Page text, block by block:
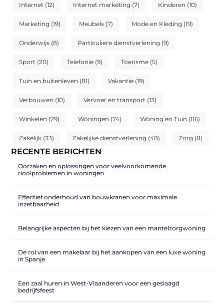
Internet (12) Internet marketing (7) Kinderen (10)
Marketing (19) Meubels (7) Mode en Kleding (19)
Onderwijs (8) Particuliere dienstverlening (9)
Sport (20) Telefonie (9) Toerisme (5)
Tuin en buitenleven (81) Vakantie (19)
Verbouwen (10) Vervoer en transport (13)
Winkelen (29) Woningen (74) Woning en Tuin (116)
Zakelijk (33) Zakelijke dienstverlening (48) Zorg (8)
RECENTE BERICHTEN
Oorzaken en oplossingen voor veelvoorkomende
rioolproblemen in woningen
Effectief onderhoud van bouwkranen voor maximale
inzetbaarheid
Belangrijke aspecten bij het kiezen van een mantelzorgwoning
De rol van een makelaar bij het aankopen van een luxe woning
in Spanje
Een zaal huren in West-Vlaanderen voor een geslaagd
bedrijfsfeest